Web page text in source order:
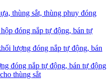
thùng sắt, thùng phuy đóng
đóng nắp tự động, bán tự
lượng đóng nắp tự động, bán
đóng nắp tự động, bán tự động
thùng sắt